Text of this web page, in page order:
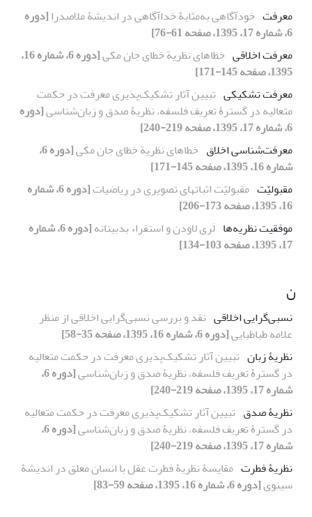
معرفت خودآگاهی به‌مثابۀ خداآگاهی در اندیشۀ ملاصدرا[دوره
6، شماره 17، 1395، صفحه 61-76]
معرفت اخلاقی خطاهای نظریة خطای جان مکی
[دوره 6، شماره 16،
1395، صفحه 145-171]
معرفت تشکیکی تبیین آثار تشکیک‌پذیری معرفت در حکمت
متعالیه در گسترۀ تعریف فلسفه، نظریۀ صدق و زبان‌شناسی[دوره
6، شماره 17، 1395، صفحه 219-240]
معرفت‌شناسی اخلاق خطاهای نظریة خطای جان مکی
[دوره 6،
شماره 16، 1395، صفحه 145-171]
مقبولیّت مقبولیّت اثباتهای تصویری در ریاضیات
[دوره 6، شماره
16، 1395، صفحه 173-206]
موفقیت نظریه‌ها لَری لاودن و استقراء بدبینانه
[دوره 6، شماره
17، 1395، صفحه 103-134]
ن
نسبی‌گرایی اخلاقی نقد و بررسی نسبی‌گرایی اخلاقی از منظر
علامه طباطبایی[دوره 6، شماره 16، 1395، صفحه 35-58]
نظریۀ زبان تبیین آثار تشکیک‌پذیری معرفت در حکمت متعالیه
در گسترۀ تعریف فلسفه، نظریۀ صدق و زبان‌شناسی
[دوره 6،
شماره 17، 1395، صفحه 219-240]
نظریۀ صدق تبیین آثار تشکیک‌پذیری معرفت در حکمت متعالیه
در گسترۀ تعریف فلسفه، نظریۀ صدق و زبان‌شناسی
[دوره 6،
شماره 17، 1395، صفحه 219-240]
نظریۀ فطرت مقایسۀ‌ نظریۀ فطرت عقل با انسان معلق در اندیشۀ‌
سینوی[دوره 6، شماره 16، 1395، صفحه 59-83]